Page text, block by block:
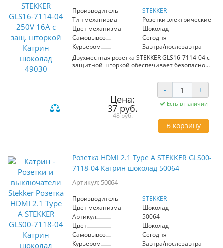
Производитель
STEKKER
Тип механизма
Розетки электрические
Цвет механизма
Шоколад
Самовывоз
Сегодня
Курьером
Завтра/послезавтра
Двухместная розетка STEKKER GLS16-7114-04 с
защитной шторкой обеспечивает безопасное
напряжении до 250В и силе тока 16А.
Эстетичный шоколадный цвет из серии
Катрин гармонично впишется в любой
интерьер. Подходит для использования в
жилых и коммерческих помещениях.
Цена:
37 руб.
48 руб.
- +
Есть в наличии
В корзину
Розетка HDMI 2.1 Type A STEKKER GLS00-
7118-04 Катрин шоколад 50064
Артикул: 50064
Производитель
STEKKER
Цвет механизма
Шоколад
Артикул
50064
Цвет
Шоколад
Самовывоз
Сегодня
Курьером
Завтра/послезавтра